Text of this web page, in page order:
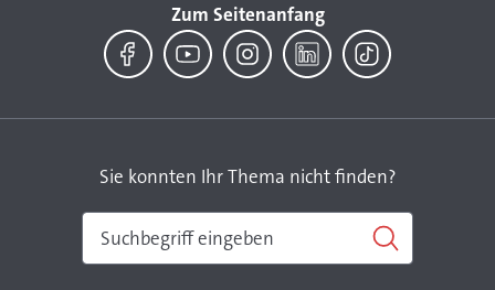
Zum Seitenanfang
Sie konnten Ihr Thema nicht finden?